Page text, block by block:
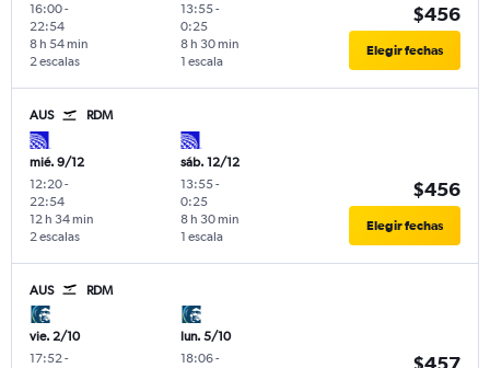
16:00-
22:54
2 escalas
8 h 54 min
13:55-
0:25
1 escala
8 h 30 min
$456
Elegir fechas
AUS RDM
mié. 9/12
12:20-
22:54
2 escalas
12 h 34 min
sáb. 12/12
13:55-
0:25
1 escala
8 h 30 min
$456
Elegir fechas
AUS RDM
vie. 2/10
17:52 -
lun. 5/10
18:06-
$457